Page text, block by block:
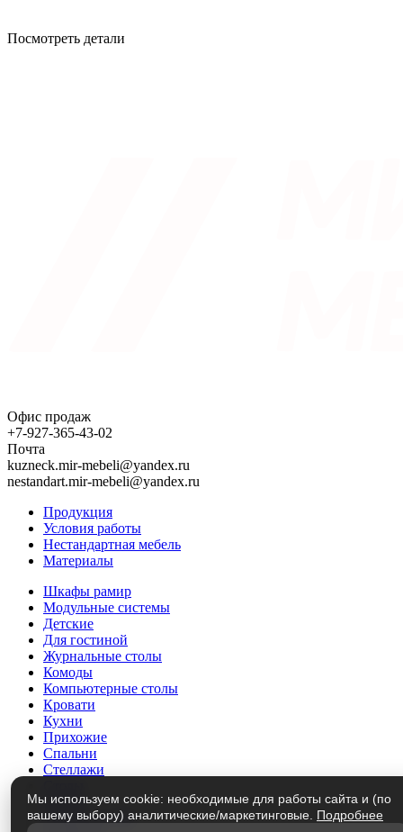
Посмотреть детали
Офис продаж
+7-927-365-43-02
Почта
kuzneck.mir-mebeli@yandex.ru
nestandart.mir-mebeli@yandex.ru
Продукция
Условия работы
Нестандартная мебель
Материалы
Шкафы рамир
Модульные системы
Детские
Для гостиной
Журнальные столы
Комоды
Компьютерные столы
Кровати
Кухни
Прихожие
Спальни
Стеллажи
Трюмо
Тумбы под ТВ
Мы используем cookie: необходимые для работы сайта и (по
вашему выбору) аналитические/маркетинговые. Подробнее